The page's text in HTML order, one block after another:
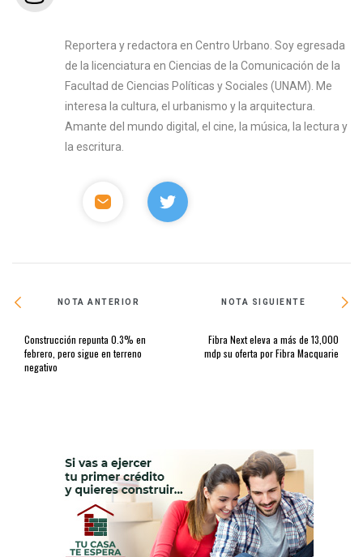
Reportera y redactora en Centro Urbano. Soy egresada
de la licenciatura en Ciencias de la Comunicación de la
Facultad de Ciencias Políticas y Sociales (UNAM). Me
interesa la cultura, el urbanismo y la arquitectura.
Amante del mundo digital, el cine, la música, la lectura y
la escritura.
NOTA ANTERIOR
Construcción repunta 0.3% en
febrero, pero sigue en terreno
negativo
NOTA SIGUIENTE
Fibra Next eleva a más de 13,000
mdp su oferta por Fibra Macquarie